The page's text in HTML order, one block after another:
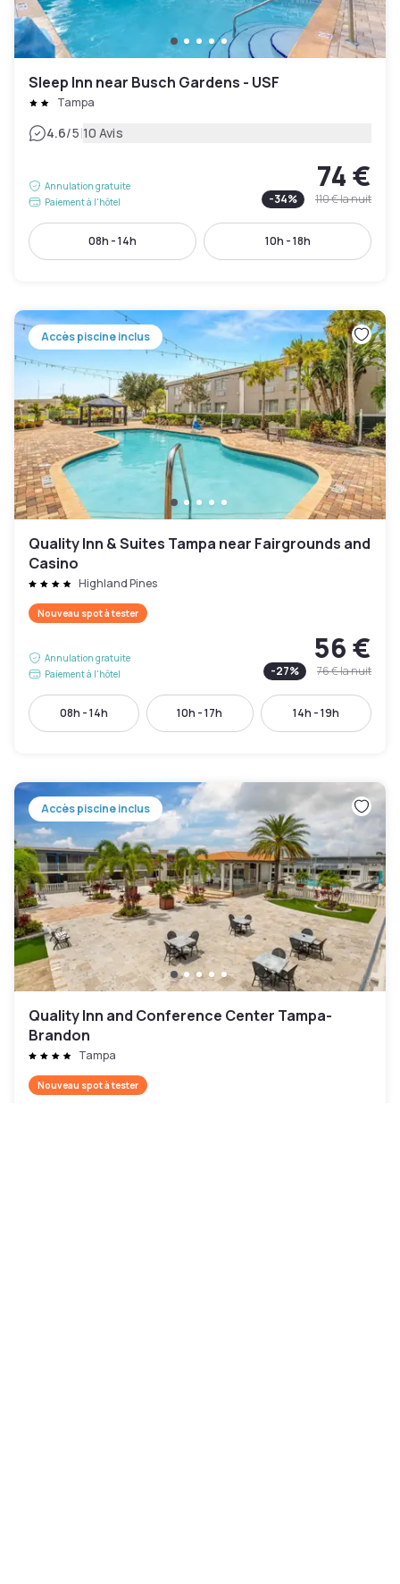
Sleep Inn near Busch Gardens - USF
Tampa
4.6/5|10 Avis
Annulation gratuite
Paiement à l'hôtel
74 €
-34% 110 €la nuit
08h - 14h 10h - 18h
Accès piscine inclus
Quality Inn & Suites Tampa near Fairgrounds and
Casino
Highland Pines
Nouveau spot à tester
Annulation gratuite
Paiement à l'hôtel
56 €
-27% 76 €la nuit
08h - 14h 10h - 17h 14h - 19h
Accès piscine inclus
Quality Inn and Conference Center Tampa-
Brandon
Tampa
Nouveau spot à tester